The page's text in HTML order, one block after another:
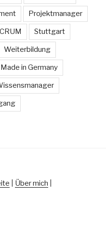
Projektmanager
Stuttgart
Weiterbildung
in Germany
Über mich